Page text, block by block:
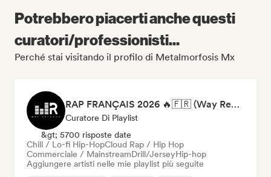
Potrebbero piacerti anche questi
curatori/professionisti...
Perché stai visitando il profilo di Metalmorfosis Mx
RAP FRANÇAIS 2026 🔥🇫🇷 (Way Records)
Curatore Di Playlist
&gt; 5700 risposte date
Chill / Lo-fi Hip-HopCloud Rap / Hip Hop
Commerciale / MainstreamDrill/JerseyHip-hop
Aggiungere artisti nelle mie playlist più seguite